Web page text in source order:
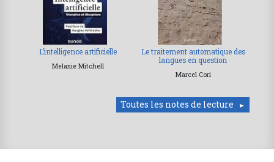
L’intelligence artificielle
Melanie Mitchell
Le traitement automatique des
langues en question
Marcel Cori
Toutes les notes de lecture